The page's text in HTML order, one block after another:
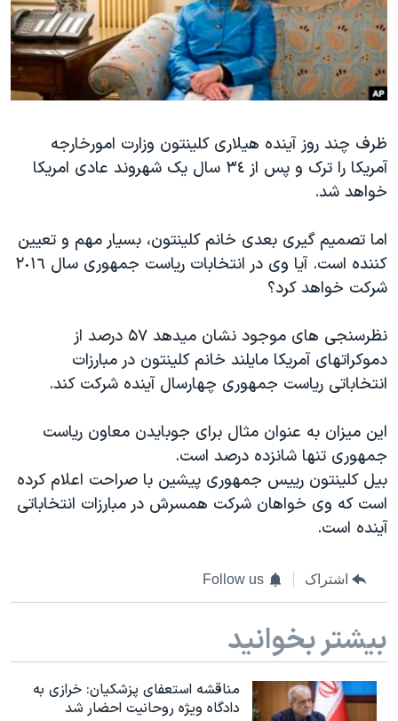
فرهنگ و زندگی
حقوق شهروندی
اقتصادی
اسرائیل در جنگ
گالری عکس
مستندها
انتخابات ریاست جمهوری آمریکا ۲۰۲۴
حمله جمهوری اسلامی به اسرائیل
ورزش زنان در ایران
اعتراضات زن، زندگی، آزادی
تریبونال مردمی آبان ۹۸
دادگاه حمید نوری
قانون شفافیت دارائی کادر رهبری ایران
اعتراضات مردمی آبان ۹۸
نرگس محمدی برنده جایزه نوبل صلح
همایش محافظه‌کاران آمریکا «سی‌پک»
صفحه‌های ویژه
سفر پرزیدنت ترامپ به چین
دنبال کنید
زبانهای مختلف
ظرف چند روز آینده هیلاری کلینتون وزارت امورخارجه
آمریکا را ترک و پس از ٣٤ سال یک شهروند عادی امریکا
خواهد شد.
اما تصمیم گیری بعدی خانم کلینتون، بسیار مهم و تعیین
کننده است. آیا وی در انتخابات ریاست جمهوری سال ٢٠١٦
شرکت خواهد کرد؟
نظرسنجی های موجود نشان میدهد ۵۷ درصد از
دموکراتهای آمریکا مایلند خانم کلینتون در مبارزات
انتخاباتی ریاست جمهوری چهارسال آینده شرکت کند.
این میزان به عنوان مثال برای جوبایدن معاون ریاست
جمهوری تنها شانزده درصد است.
بیل کلینتون رییس جمهوری پیشین با صراحت اعلام کرده
است که وی خواهان شرکت همسرش در مبارزات انتخاباتی
آینده است.
اشتراک Follow us
بیشتر بخوانید
مناقشه استعفای پزشکیان: خرازی به
دادگاه ویژه روحانیت احضار شد